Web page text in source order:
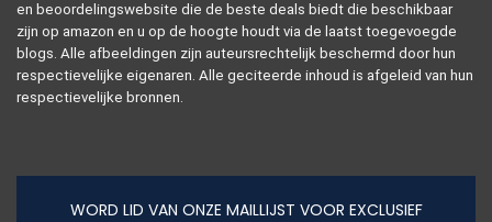
en beoordelingswebsite die de beste deals biedt die beschikbaar
zijn op amazon en u op de hoogte houdt via de laatst toegevoegde
blogs. Alle afbeeldingen zijn auteursrechtelijk beschermd door hun
respectievelijke eigenaren. Alle geciteerde inhoud is afgeleid van hun
respectievelijke bronnen.
WORD LID VAN ONZE MAILLIJST VOOR EXCLUSIEF